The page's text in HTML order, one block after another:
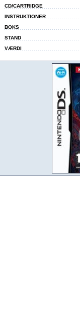
CD/CARTRIDGE
INSTRUKTIONER
BOKS
STAND
VÆRDI